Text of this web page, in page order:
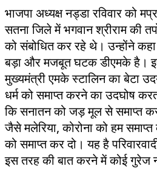
भाजपा अध्यक्ष नड्डा रविवार को
सतना जिले में भगवान श्रीराम की
को संबोधित कर रहे थे। उन्होंने
बड़ा और मजबूत घटक डीएमके है।
मुख्यमंत्री एमके स्टालिन का बेटा
धर्म को समाप्त करने का उदघोष
कि सनातन को जड़ मूल से समाप्त
जैसे मलेरिया, कोरोना को हम
को समाप्त कर दो। यह है
इस तरह की बात करने में कोई गुरेज